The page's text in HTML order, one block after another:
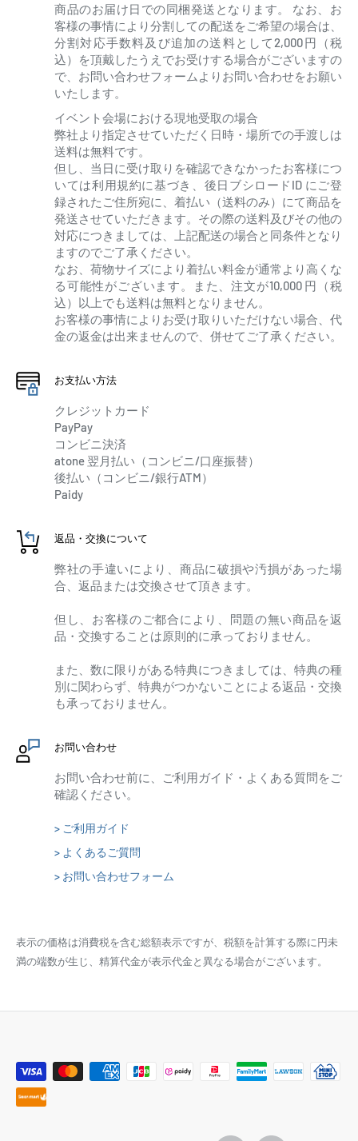
商品のお届け日での同梱発送となります。 なお、お
客様の事情により分割しての配送をご希望の場合は、
分割対応手数料及び追加の送料として2,000円（税
込）を頂戴したうえでお受けする場合がございますの
で、お問い合わせフォームよりお問い合わせをお願い
いたします。
イベント会場における現地受取の場合
弊社より指定させていただく日時・場所での手渡しは
送料は無料です。
但し、当日に受け取りを確認できなかったお客様につ
いては利用規約に基づき、後日ブシロードID にご登
録されたご住所宛に、着払い（送料のみ）にて商品を
発送させていただきます。その際の送料及びその他の
対応につきましては、上記配送の場合と同条件となり
ますのでご了承ください。
なお、荷物サイズにより着払い料金が通常より高くな
る可能性がございます。また、注文が10,000 円（税
込）以上でも送料は無料となりません。
お客様の事情によりお受け取りいただけない場合、代
金の返金は出来ませんので、併せてご了承ください。
お支払い方法
クレジットカード
PayPay
コンビニ決済
atone 翌月払い（コンビニ/口座振替）
後払い（コンビニ/銀行ATM）
Paidy
返品・交換について
弊社の手違いにより、商品に破損や汚損があった場
合、返品または交換させて頂きます。
但し、お客様のご都合により、問題の無い商品を返
品・交換することは原則的に承っておりません。
また、数に限りがある特典につきましては、特典の種
別に関わらず、特典がつかないことによる返品・交換
も承っておりません。
お問い合わせ
お問い合わせ前に、ご利用ガイド・よくある質問をご
確認ください。
> ご利用ガイド
> よくあるご質問
> お問い合わせフォーム
表示の価格は消費税を含む総額表示ですが、税額を計算する際に円未
満の端数が生じ、精算代金が表示代金と異なる場合がございます。